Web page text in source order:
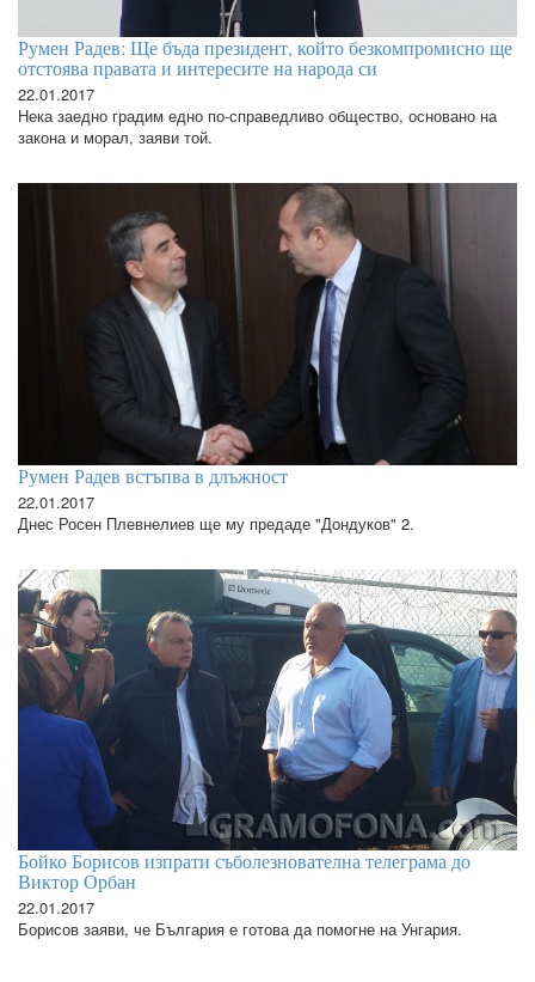
Румен Радев: Ще бъда президент, който безкомпромисно ще
отстоява правата и интересите на народа си
22.01.2017
Нека заедно градим едно по-справедливо общество, основано на
закона и морал, заяви той.
Румен Радев встъпва в длъжност
22.01.2017
Днес Росен Плевнелиев ще му предаде "Дондуков" 2.
Бойко Борисов изпрати съболезнователна телеграма до
Виктор Орбан
22.01.2017
Борисов заяви, че България е готова да помогне на Унгария.